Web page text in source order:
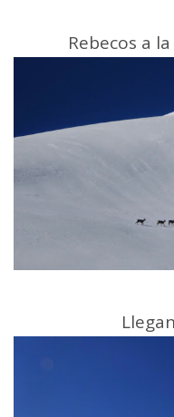
Rebecos a